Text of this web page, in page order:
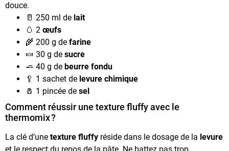
douce.
🥛 250 ml de lait
🥚 2 œufs
🌾 200 g de farine
🍬 30 g de sucre
🧈 40 g de beurre fondu
🥄 1 sachet de levure chimique
🧂 1 pincée de sel
Comment réussir une texture fluffy avec le
thermomix ?
La clé d’une texture fluffy réside dans le dosage de la levure